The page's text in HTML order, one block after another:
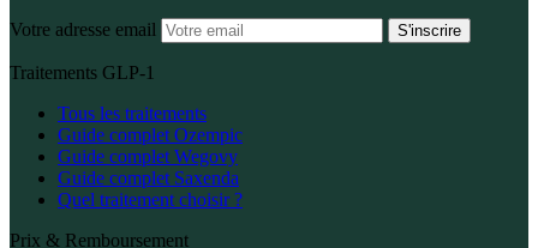
Votre adresse email S'inscrire
Traitements GLP-1
Tous les traitements
Guide complet Ozempic
Guide complet Wegovy
Guide complet Saxenda
Quel traitement choisir ?
Prix & Remboursement